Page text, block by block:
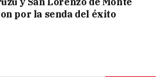
por la senda del éxito